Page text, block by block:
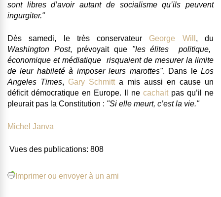
sont libres d’avoir autant de socialisme qu’ils peuvent
ingurgiter."
Dès samedi, le très conservateur George Will , du
Washington Post, prévoyait que "les élites ­ politique,
économique et médiatique ­ risquaient de mesurer la limite
de leur habileté à imposer leurs marottes". Dans leLos
Angeles Times, Gary Schmitta mis aussi en cause un
déficit démocratique en Europe. Il ne cachaitpas qu’il ne
pleurait pas la Constitution : "Si elle meurt, c’est la vie."
Michel Janva
Vues des publications: 808
Imprimer ou envoyer à un ami